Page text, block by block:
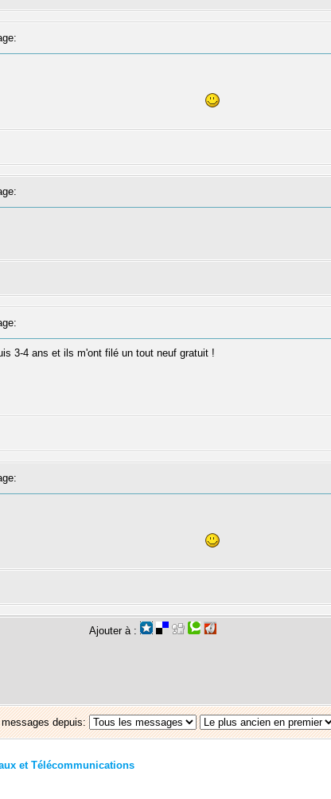
3-4 ans et ils m'ont filé un tout neuf gratuit !
Ajouter à :
depuis:
et Télécommunications